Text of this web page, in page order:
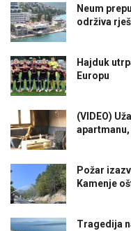
Neum
održiva
Hajduk
Europu
(VIDEO)
Požar
Kamenje
Tragedija